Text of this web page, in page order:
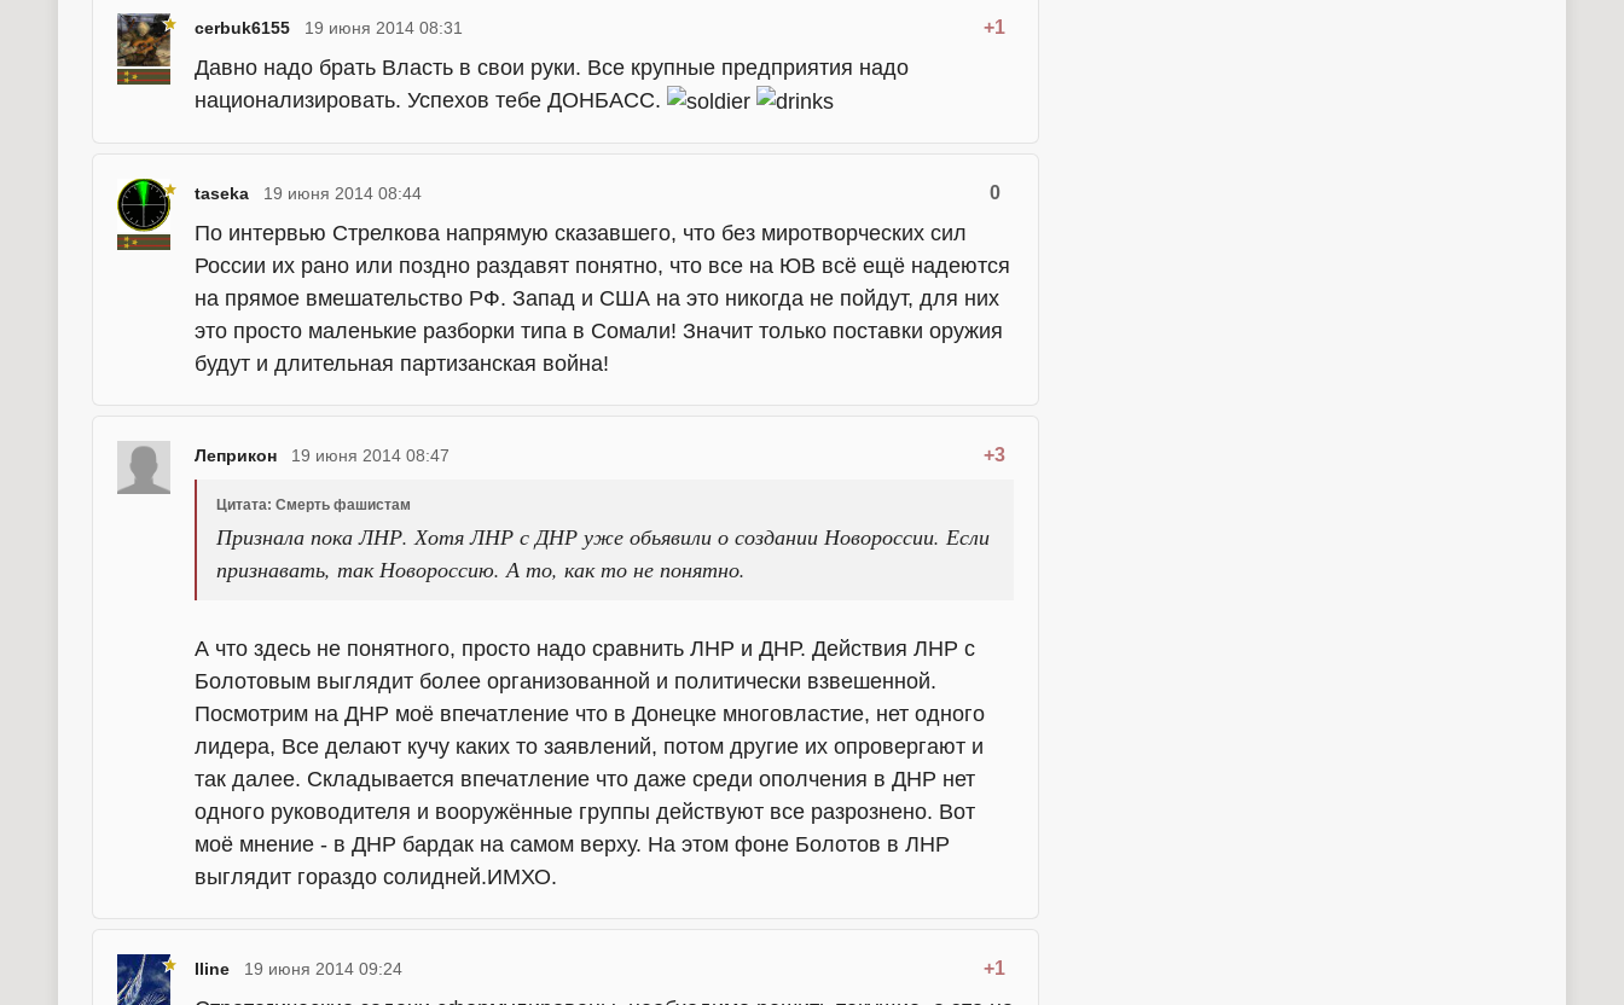
cerbuk6155 +1
19 июня 2014 08:31
Давно надо брать Власть в свои руки. Все крупные предприятия надо
национализировать. Успехов тебе ДОНБАСС.
taseka 0
19 июня 2014 08:44
По интервью Стрелкова напрямую сказавшего, что без миротворческих сил
России их рано или поздно раздавят понятно, что все на ЮВ всё ещё надеются
на прямое вмешательство РФ. Запад и США на это никогда не пойдут, для них
это просто маленькие разборки типа в Сомали! Значит только поставки оружия
будут и длительная партизанская война!
Леприкон +3
19 июня 2014 08:47
Цитата: Смерть фашистам
Признала пока ЛНР. Хотя ЛНР с ДНР уже обьявили о создании Новороссии. Если
признавать, так Новороссию. А то, как то не понятно.
А что здесь не понятного, просто надо сравнить ЛНР и ДНР. Действия ЛНР с
Болотовым выглядит более организованной и политически взвешенной.
Посмотрим на ДНР моё впечатление что в Донецке многовластие, нет одного
лидера, Все делают кучу каких то заявлений, потом другие их опровергают и
так далее. Складывается впечатление что даже среди ополчения в ДНР нет
одного руководителя и вооружённые группы действуют все разрознено. Вот
моё мнение - в ДНР бардак на самом верху. На этом фоне Болотов в ЛНР
выглядит гораздо солидней.ИМХО.
Iline +1
19 июня 2014 09:24